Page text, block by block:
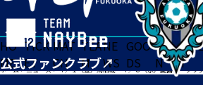
HO
ME
TICK
ET
MAT
CH
TEA
M
NE
WS
GOO
DS
FA
N MY
ホーム>ニュース>４／１（金）鳥栖戦・４／６（水）鹿島戦 クラブ公式フォ